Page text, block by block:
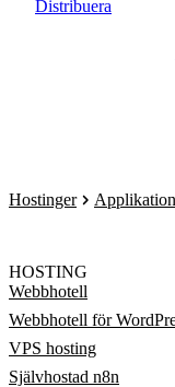
Distribuera
Hostinger
HOSTING
Webbhotell
Webbhotell för
VPS hosting
Självhostad n8n